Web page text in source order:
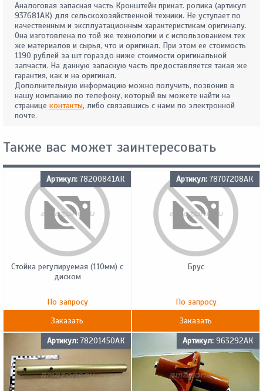
Аналоговая запасная часть Кронштейн прикат. ролика (артикул
937681АК) для сельскохозяйственной техники. Не уступает по
качественным и эксплуатационным характеристикам оригиналу.
Она изготовлена по той же технологии и с использованием тех
же материалов и сырья, что и оригинал. При этом ее стоимость
1190 рублей за шт гораздо ниже стоимости оригинальной
запчасти. На данную запасную часть предоставляется такая же
гарантия, как и на оригинал.
Дополнительную информацию можно получить, позвонив в
нашу компанию по телефону, который вы можете найти на
странице контакты, либо связавшись с нами по электронной
почте.
Также вас может заинтересовать
Артикул:78200841АК
Стойка регулируемая (110мм) с
диском
По запросу
Заказать
Артикул:78707208АК
Брус
По запросу
Заказать
Артикул:78201450АК Артикул: 963292АК